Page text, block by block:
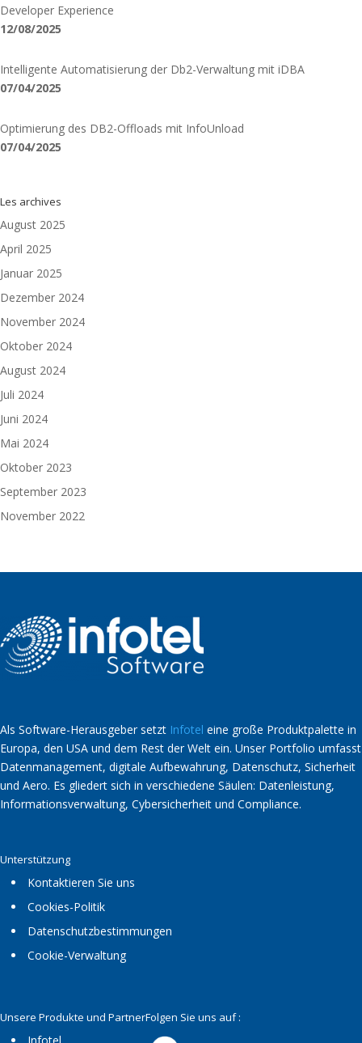
Developer Experience
12/08/2025
Intelligente Automatisierung der Db2-Verwaltung mit iDBA
07/04/2025
Optimierung des DB2-Offloads mit InfoUnload
07/04/2025
Les archives
August 2025
April 2025
Januar 2025
Dezember 2024
November 2024
Oktober 2024
August 2024
Juli 2024
Juni 2024
Mai 2024
Oktober 2023
September 2023
November 2022
Als Software-Herausgeber setzt Infotel eine große Produktpalette in
Europa, den USA und dem Rest der Welt ein. Unser Portfolio umfasst
Datenmanagement, digitale Aufbewahrung, Datenschutz, Sicherheit
und Aero. Es gliedert sich in verschiedene Säulen: Datenleistung,
Informationsverwaltung, Cybersicherheit und Compliance.
Unterstützung
Kontaktieren Sie uns
Cookies-Politik
Datenschutzbestimmungen
Cookie-Verwaltung
Unsere Produkte und Partner
Infotel
Folgen Sie uns auf :